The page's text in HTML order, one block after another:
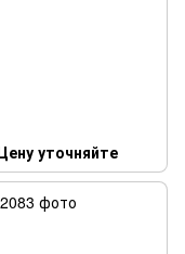
уточняйте